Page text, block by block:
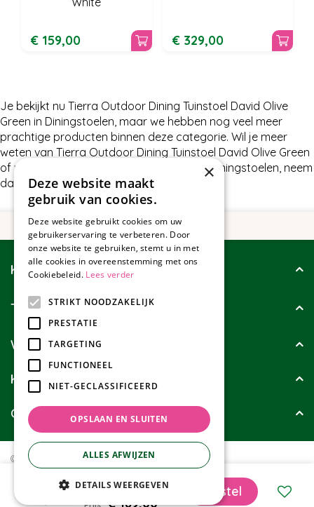
Tierra Outdoor Dining Tuinstoel David Olive Green
Prijs € 189,00
€ 159,00 € 329,00
Je bekijkt nu Tierra Outdoor Dining Tuinstoel David Olive
Green in Diningstoelen, maar we hebben nog veel meer
prachtige producten binnen deze categorie. Wil je meer
weten van Tierra Outdoor Dining Tuinstoel David Olive Green
of wat wij nog meer te bieden hebben in Diningstoelen, neem
dan gerust contact met ons op.
Klantenservice
Tuincollectie
Wie zijn wij?
Klanten geven ons
Contact
© Tuincollectie.nl
Green Solutions
Tuincentrum Overzicht
×
Deze website maakt
gebruik van cookies.
Deze website gebruikt cookies om uw
gebruikerservaring te verbeteren. Door
onze website te gebruiken, stemt u in met
alle cookies in overeenstemming met ons
Cookiebeleid. Lees verder
STRIKT NOODZAKELIJK
PRESTATIE
TARGETING
FUNCTIONEEL
NIET-GECLASSIFICEERD
OPSLAAN EN SLUITEN
ALLES AFWIJZEN
DETAILS WEERGEVEN